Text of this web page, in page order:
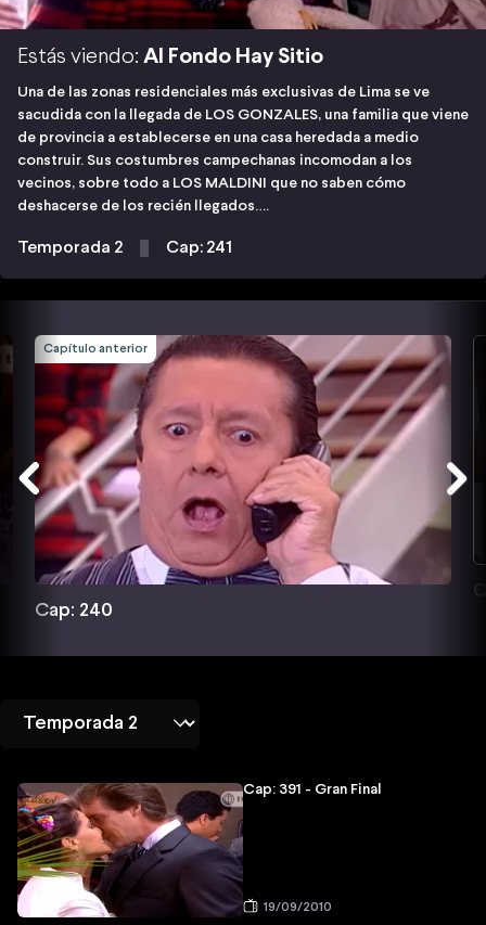
Estás viendo: Al Fondo Hay Sitio
Una de las zonas residenciales más exclusivas de Lima se ve
sacudida con la llegada de LOS GONZALES, una familia que viene
de provincia a establecerse en una casa heredada a medio
construir. Sus costumbres campechanas incomodan a los
vecinos, sobre todo a LOS MALDINI que no saben cómo
deshacerse de los recién llegados….
Temporada 2 Cap: 241
Capítulo anterior
Cap: 240
Cap: 391 - Gran Final
19/09/2010